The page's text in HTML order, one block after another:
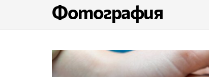
Фотография